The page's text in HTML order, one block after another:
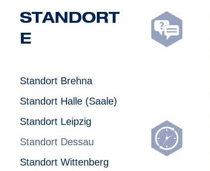
STANDORT
E
Standort Brehna
Standort Halle (Saale)
Standort Leipzig
Standort Dessau
Standort Wittenberg